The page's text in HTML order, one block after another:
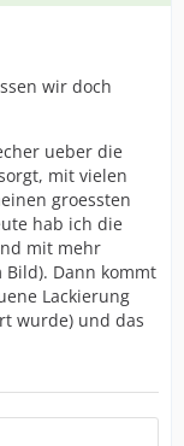
wir doch
ueber die
mit vielen
groessten
hab ich die
mit mehr
Bild). Dann kommt
Lackierung
wurde) und das